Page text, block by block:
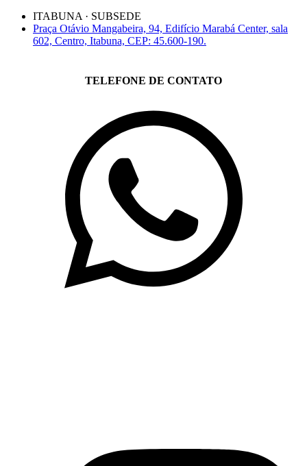
ITABUNA · SUBSEDE
Praça Otávio Mangabeira, 94, Edifício Marabá Center, sala
602, Centro, Itabuna, CEP: 45.600-190.
TELEFONE DE CONTATO